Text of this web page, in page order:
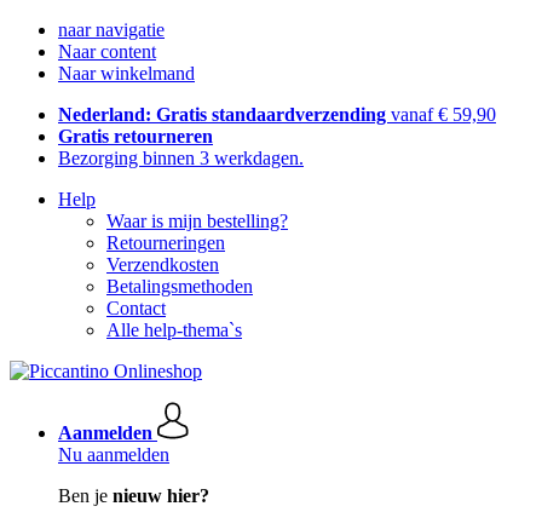
naar navigatie
Naar content
Naar winkelmand
Nederland: Gratis standaardverzending vanaf € 59,90
Gratis retourneren
Bezorging binnen 3 werkdagen.
Help
Waar is mijn bestelling?
Retourneringen
Verzendkosten
Betalingsmethoden
Contact
Alle help-thema`s
Aanmelden
Nu aanmelden
Ben je nieuw hier?